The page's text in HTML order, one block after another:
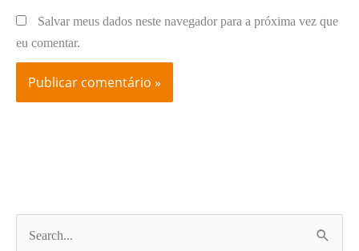
Salvar meus dados neste navegador para a próxima vez que
eu comentar.